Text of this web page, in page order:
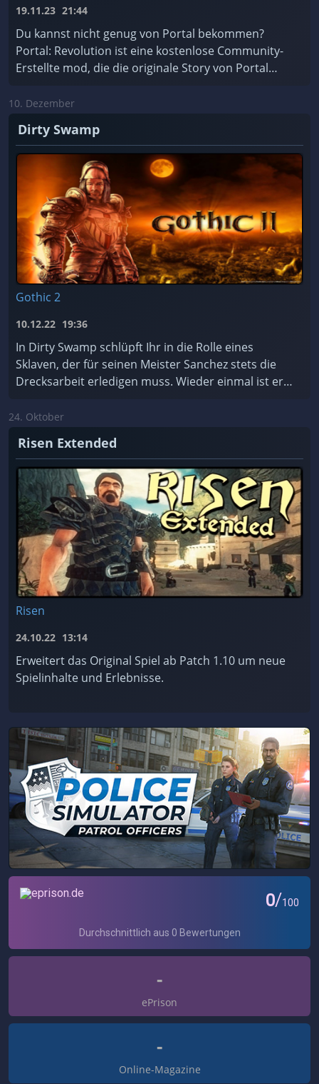
19.11.23 21:44
Du kannst nicht genug von Portal bekommen?
Portal: Revolution ist eine kostenlose Community-
Erstellte mod, die die originale Story von Portal
10. Dezember
Dirty Swamp
Gothic 2
10.12.22 19:36
In Dirty Swamp schlüpft Ihr in die Rolle eines
Sklaven, der für seinen Meister Sanchez stets die
Drecksarbeit erledigen muss. Wieder einmal ist er
24. Oktober
Risen Extended
Risen
24.10.22 13:14
Erweitert das Original Spiel ab Patch 1.10 um neue
Spielinhalte und Erlebnisse.
-
ePrison
-
Online-Magazine